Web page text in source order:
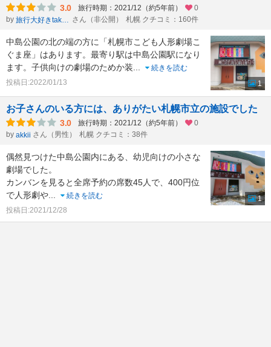
3.0 旅行時期：2021/12（約5年前）
0
by
旅行大好きtakau99のフォトブログ さん（非公開） 札幌 クチコミ：160件
中島公園の北の端の方に「札幌市こども人形劇場こ
ぐま座」はあります。最寄り駅は中島公園駅になり
ます。子供向けの劇場のためか装...
続きを読む
投稿日:2022/01/13
1
お子さんのいる方には、ありがたい札幌市立の施設でした
3.0 旅行時期：2021/12（約5年前）
0
by akkii さん（男性） 札幌 クチコミ：38件
偶然見つけた中島公園内にある、幼児向けの小さな
劇場でした。
カンバンを見ると全席予約の席数45人で、400円位
で人形劇や...
続きを読む
投稿日:2021/12/28
1